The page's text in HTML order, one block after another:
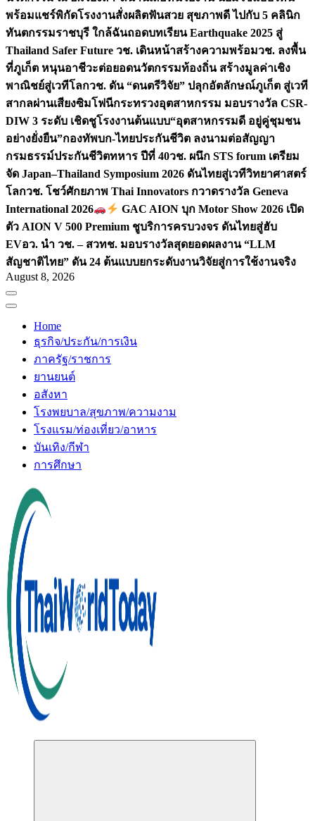
พร้อมแชร์พิกัดโรงงานสั่งผลิตฟันสวย สุขภาพดี ไปกับ 5 คลินิก
ทันตกรรมราชบุรี ใกล้ฉันถอดบทเรียน Earthquake 2025 สู่
Thailand Safer Future วช. เดินหน้าสร้างความพร้อมวช. ลงพื้น
ที่ภูเก็ต หนุนอาชีวะต่อยอดนวัตกรรมท้องถิ่น สร้างมูลค่าเชิง
พาณิชย์สู่เวทีโลกวช. ดัน “ดนตรีวิจัย” ปลุกอัตลักษณ์ภูเก็ต สู่เวที
สากลผ่านเสียงซิมโฟนีกระทรวงอุตสาหกรรม มอบรางวัล CSR-
DIW 3 ระดับ เชิดชูโรงงานต้นแบบ“อุตสาหกรรมดี อยู่คู่ชุมชน
อย่างยั่งยืน”กองทัพบก-ไทยประกันชีวิต ลงนามต่อสัญญา
กรมธรรม์ประกันชีวิตทหาร ปีที่ 40วช. ผนึก STS forum เตรียม
จัด Japan–Thailand Symposium 2026 ดันไทยสู่เวทีวิทยาศาสตร์
โลกวช. โชว์ศักยภาพ Thai Innovators กวาดรางวัล Geneva
International 2026
GAC AION บุก Motor Show 2026 เปิด
ตัว AION V 500 Premium ชูบริการครบวงจร ดันไทยสู่ฮับ
EVอว. นำ วช. – สวทช. มอบรางวัลสุดยอดผลงาน “LLM
สัญชาติไทย” ดัน 24 ต้นแบบยกระดับงานวิจัยสู่การใช้งานจริง
August 8, 2026
Home
ธุรกิจ/ประกัน/การเงิน
ภาครัฐ/ราชการ
ยานยนต์
อสังหา
โรงพยบาล/สุขภาพ/ความงาม
โรงแรม/ท่องเที่ยว/อาหาร
บันเทิง/กีฬา
การศึกษา